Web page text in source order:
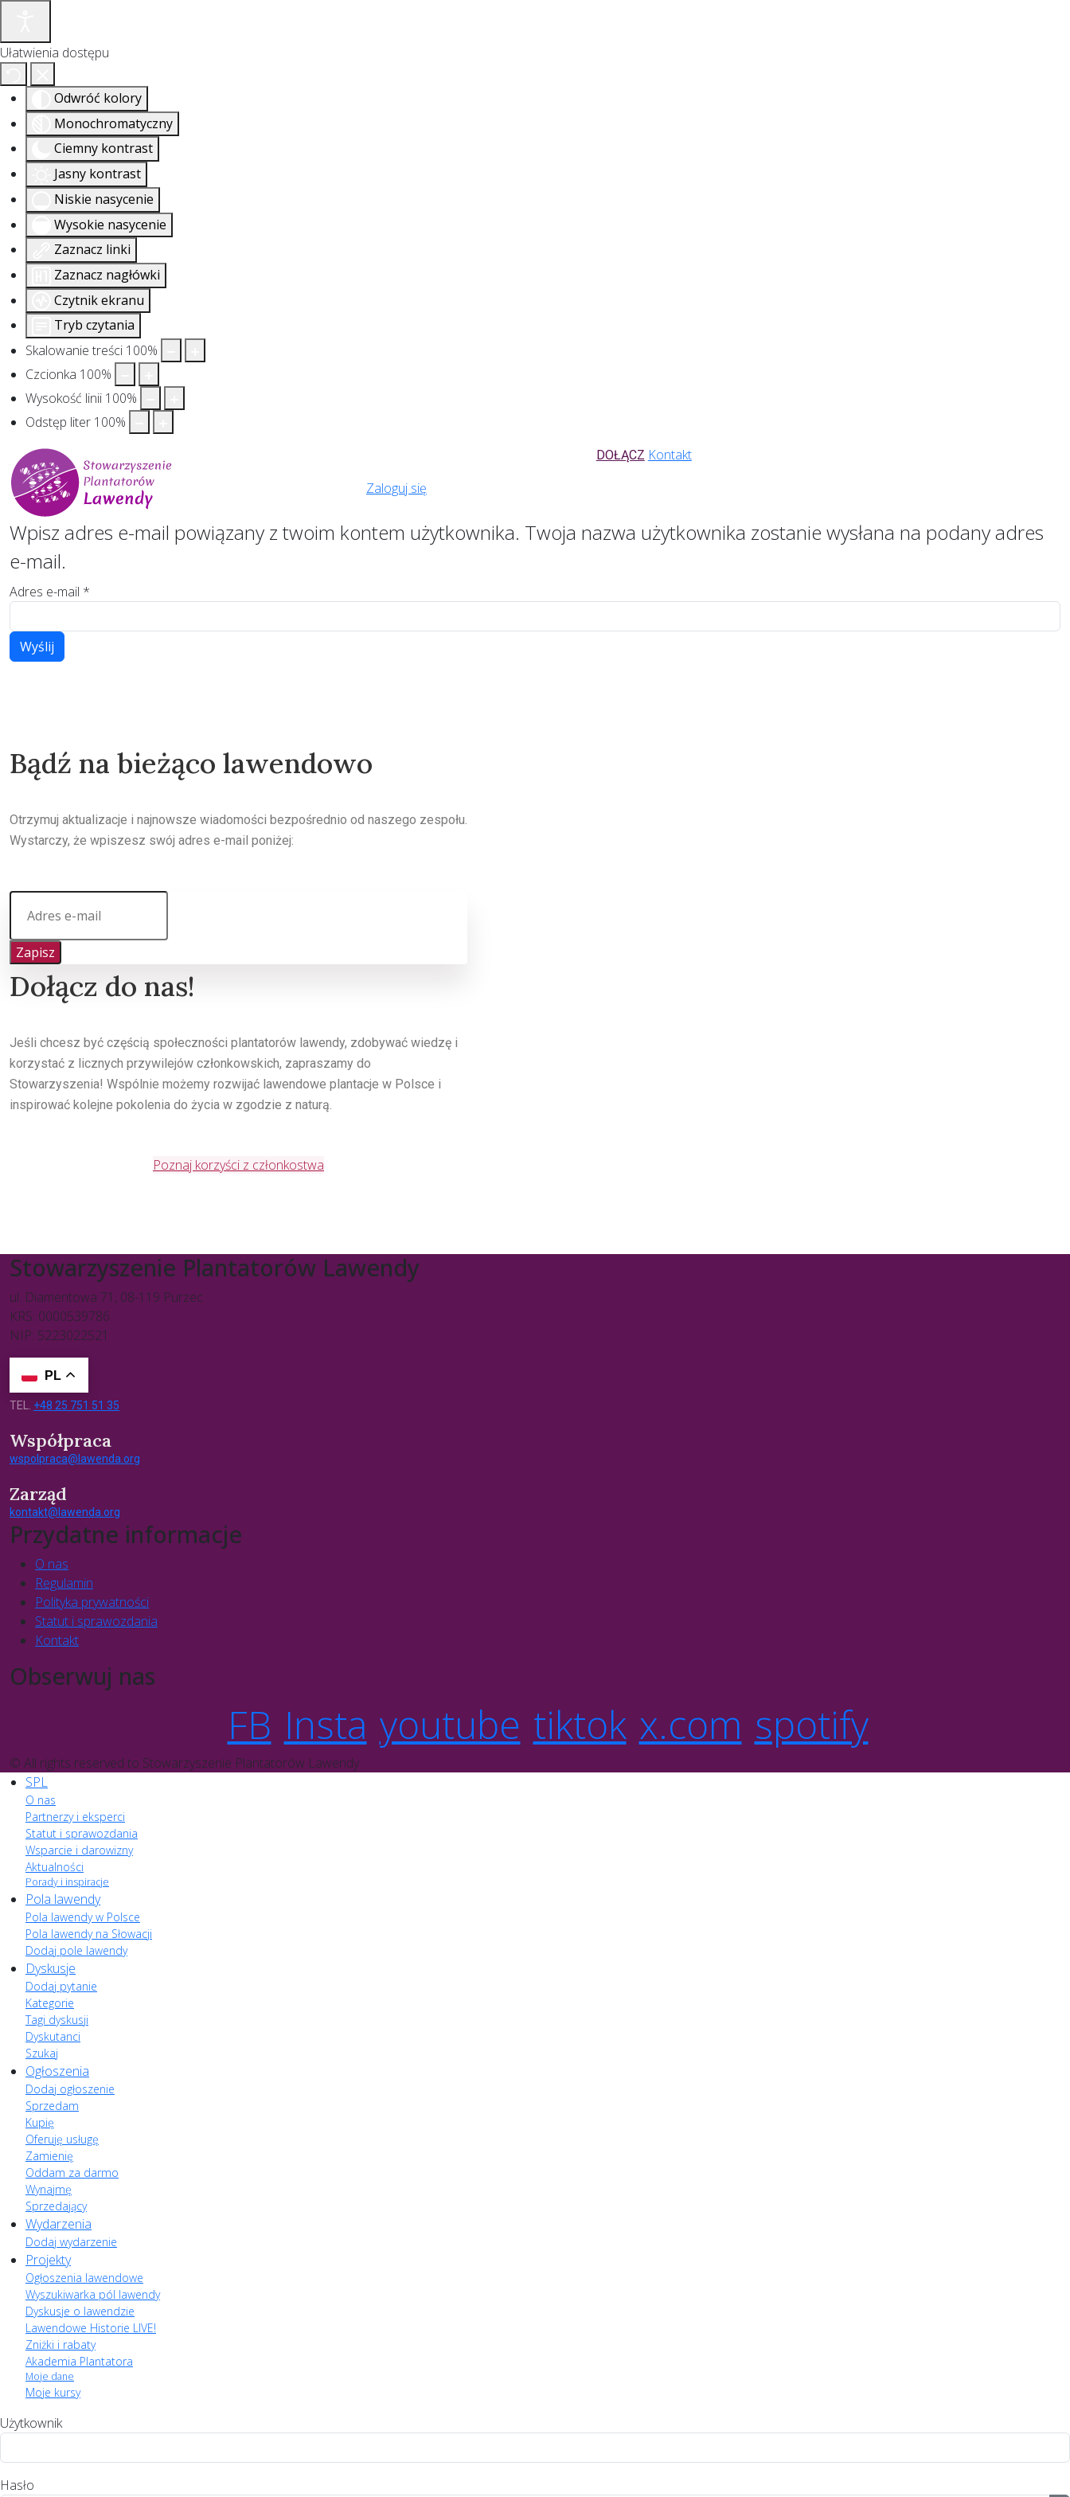
Ułatwienia dostępu
Odwróć kolory
Monochromatyczny
Ciemny kontrast
Jasny kontrast
Niskie nasycenie
Wysokie nasycenie
Zaznacz linki
Zaznacz nagłówki
Czytnik ekranu
Tryb czytania
Skalowanie treści 100%
Czcionka 100%
Wysokość linii 100%
Odstęp liter 100%
DOŁĄCZ Kontakt
Zaloguj się
Wpisz adres e-mail powiązany z twoim kontem użytkownika. Twoja nazwa użytkownika zostanie wysłana na podany adres
e-mail.
Adres e-mail *
CAPTCHA
Wyślij
Bądź na bieżąco lawendowo
Otrzymuj aktualizacje i najnowsze wiadomości bezpośrednio od naszego zespołu.
Wystarczy, że wpiszesz swój adres e-mail poniżej:
Zapisz
Dołącz do nas!
Jeśli chcesz być częścią społeczności plantatorów lawendy, zdobywać wiedzę i
korzystać z licznych przywilejów członkowskich, zapraszamy do
Stowarzyszenia! Wspólnie możemy rozwijać lawendowe plantacje w Polsce i
inspirować kolejne pokolenia do życia w zgodzie z naturą.
Poznaj korzyści z członkostwa
Stowarzyszenie Plantatorów Lawendy
ul. Diamentowa 71, 08-119 Purzec
KRS: 0000539786
NIP: 5223022521
PL
TEL. +48 25 751 51 35
Współpraca
wspolpraca@lawenda.org
Zarząd
kontakt@lawenda.org
Przydatne informacje
O nas
Regulamin
Polityka prywatności
Statut i sprawozdania
Kontakt
Obserwuj nas
FB Insta youtube tiktok x.com spotify
© All rights reserved to Stowarzyszenie Plantatorów Lawendy
SPL
O nas
Partnerzy i eksperci
Statut i sprawozdania
Wsparcie i darowizny
Aktualności
Porady i inspiracje
Pola lawendy
Pola lawendy w Polsce
Pola lawendy na Słowacji
Dodaj pole lawendy
Dyskusje
Dodaj pytanie
Kategorie
Tagi dyskusji
Dyskutanci
Szukaj
Ogłoszenia
Dodaj ogłoszenie
Sprzedam
Kupię
Oferuję usługę
Zamienię
Oddam za darmo
Wynajmę
Sprzedający
Wydarzenia
Dodaj wydarzenie
Projekty
Ogłoszenia lawendowe
Wyszukiwarka pól lawendy
Dyskusje o lawendzie
Lawendowe Historie LIVE!
Zniżki i rabaty
Akademia Plantatora
Moje dane
Moje kursy
Użytkownik
Hasło